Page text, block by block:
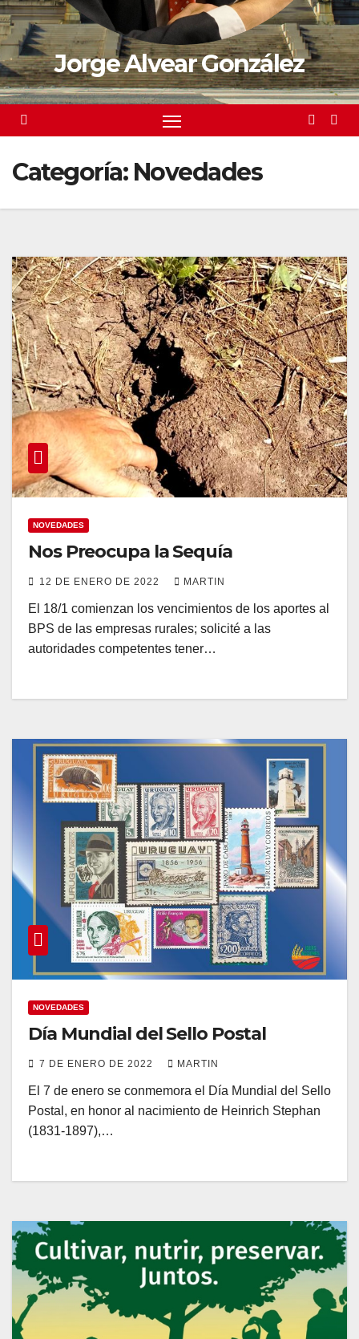
Jorge Alvear González
Categoría: Novedades
NOVEDADES
Nos Preocupa la Sequía
12 DE ENERO DE 2022 MARTIN
El 18/1 comienzan los vencimientos de los aportes al
BPS de las empresas rurales; solicité a las
autoridades competentes tener…
NOVEDADES
Día Mundial del Sello Postal
7 DE ENERO DE 2022 MARTIN
El 7 de enero se conmemora el Día Mundial del Sello
Postal, en honor al nacimiento de Heinrich Stephan
(1831-1897),…